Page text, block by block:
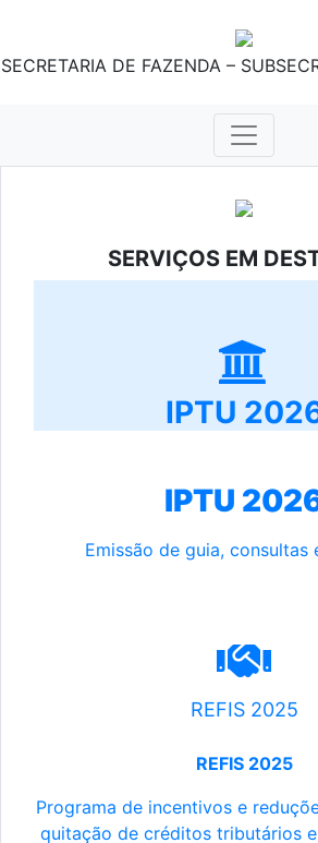
SECRETARIA DE FAZENDA –
SERVIÇOS EM
IPTU
IPTU
Emissão de guia, consultas
REFIS 2025
REFIS 2025
Programa de incentivos e
quitação de créditos tributários